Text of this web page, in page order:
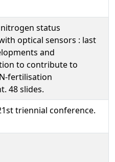
status
optical sensors : last
and
to contribute to
fertilisation
48 slides.
triennial conference.